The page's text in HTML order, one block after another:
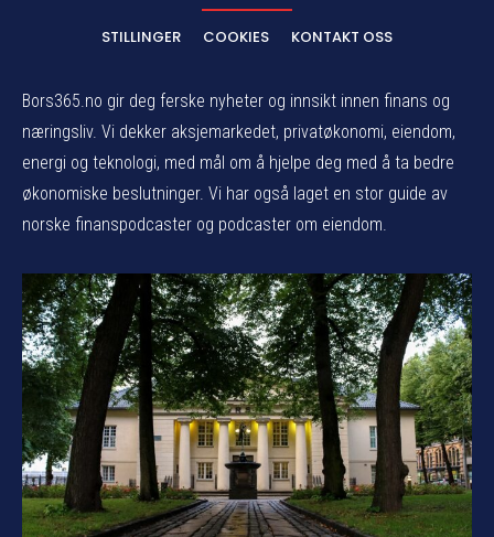
STILLINGER COOKIES KONTAKT OSS
Bors365.no gir deg ferske nyheter og innsikt innen finans og
næringsliv. Vi dekker aksjemarkedet, privatøkonomi, eiendom,
energi og teknologi, med mål om å hjelpe deg med å ta bedre
økonomiske beslutninger. Vi har også laget en stor guide av
norske finanspodcaster og podcaster om eiendom.